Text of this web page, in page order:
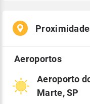
Aeroporto
Marte, SP